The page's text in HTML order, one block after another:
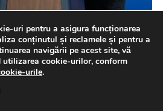
Oana Gheorghiu afirmă că,
din ţară nu sunt înrolate, în
uri pentru a asigura funcționarea
conținutul și reclamele și pentru a
navigării pe acest site, vă
cookie-urilor, conform
urile.